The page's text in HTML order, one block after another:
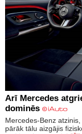
Arī Mercedes
dominēs
Mercedes-Benz
pārāk tālu aizgājis